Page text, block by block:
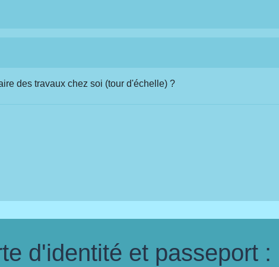
des travaux chez soi (tour d'échelle) ?
d'identité et passeport